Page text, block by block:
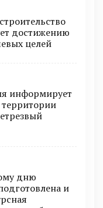
достижению
целей
информирует
дню
и